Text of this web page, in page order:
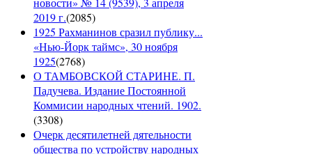
2019 г.(2085)
1925 Рахманинов сразил публику...
«Нью-Йорк таймс», 30 ноября
1925(2768)
О ТАМБОВСКОЙ СТАРИНЕ. П.
Падучева. Издание Постоянной
Коммисии народных чтений. 1902.
(3308)
Очерк десятилетней дятельности
общества по устройству народных